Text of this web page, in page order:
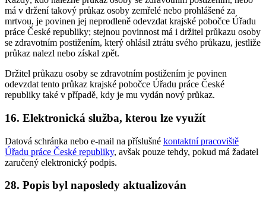
má v držení takový průkaz osoby zemřelé nebo prohlášené za
mrtvou, je povinen jej neprodleně odevzdat krajské pobočce Úřadu
práce České republiky; stejnou povinnost má i držitel průkazu osoby
se zdravotním postižením, který ohlásil ztrátu svého průkazu, jestliže
průkaz nalezl nebo získal zpět.
Držitel průkazu osoby se zdravotním postižením je povinen
odevzdat tento průkaz krajské pobočce Úřadu práce České
republiky také v případě, kdy je mu vydán nový průkaz.
16. Elektronická služba, kterou lze využít
Datová schránka nebo e-mail na příslušné kontaktní pracoviště
Úřadu práce České republiky, avšak pouze tehdy, pokud má žadatel
zaručený elektronický podpis.
28. Popis byl naposledy aktualizován